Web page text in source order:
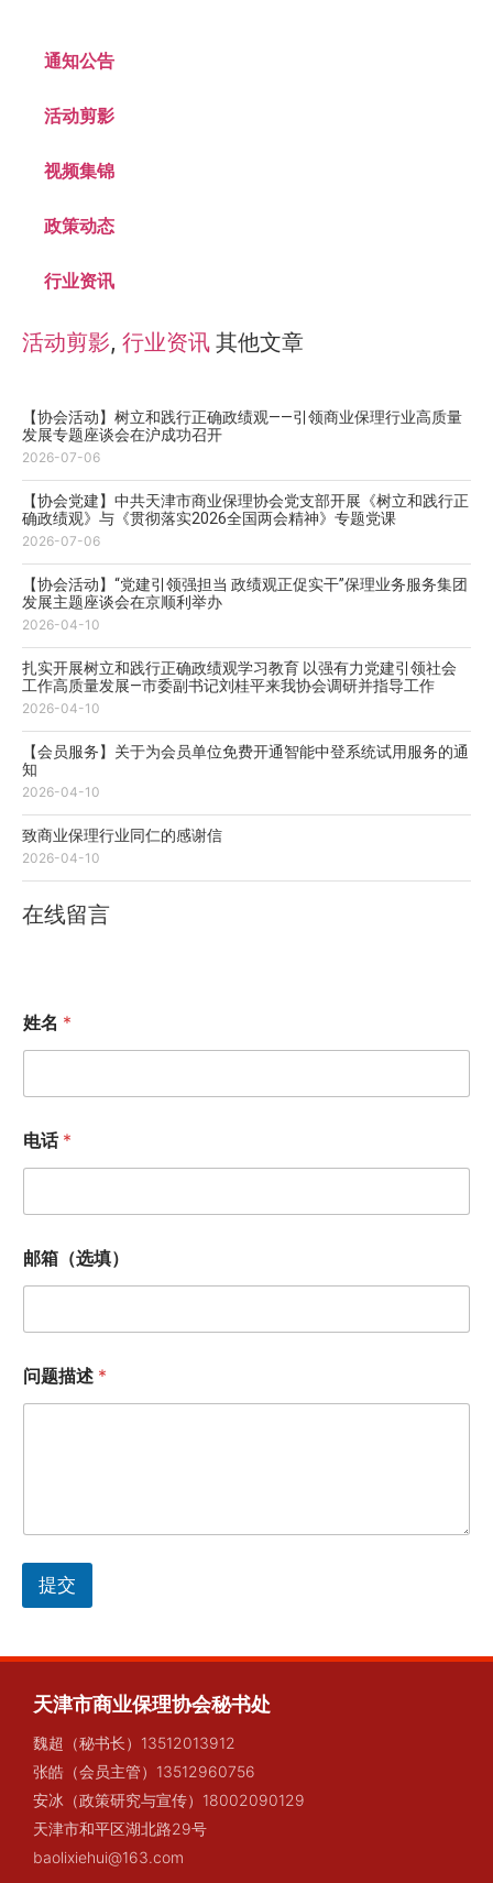
通知公告
活动剪影
视频集锦
政策动态
行业资讯
活动剪影, 行业资讯 其他文章
【协会活动】树立和践行正确政绩观——引领商业保理行业高质量
发展专题座谈会在沪成功召开
2026-07-06
【协会党建】中共天津市商业保理协会党支部开展《树立和践行正
确政绩观》与《贯彻落实2026全国两会精神》专题党课
2026-07-06
【协会活动】“党建引领强担当 政绩观正促实干”保理业务服务集团
发展主题座谈会在京顺利举办
2026-04-10
扎实开展树立和践行正确政绩观学习教育 以强有力党建引领社会
工作高质量发展—市委副书记刘桂平来我协会调研并指导工作
2026-04-10
【会员服务】关于为会员单位免费开通智能中登系统试用服务的通
知
2026-04-10
致商业保理行业同仁的感谢信
2026-04-10
在线留言
姓名 *
电话 *
名
电
（
选
填
邮箱（选填）
问题描述 *
提交
天津市商业保理协会秘书处
魏超（秘书长）13512013912
张皓（会员主管）13512960756
安冰（政策研究与宣传）18002090129
天津市和平区湖北路29号
baolixiehui@163.com